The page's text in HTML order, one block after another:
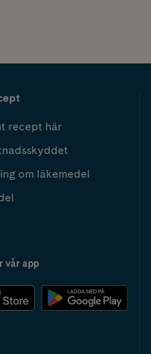
recept här
om läkemedel
vår app